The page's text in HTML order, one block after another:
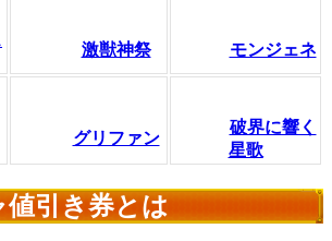
激獣神祭 モンジェネ
グリファン
破界に響く
星歌
値引き券とは